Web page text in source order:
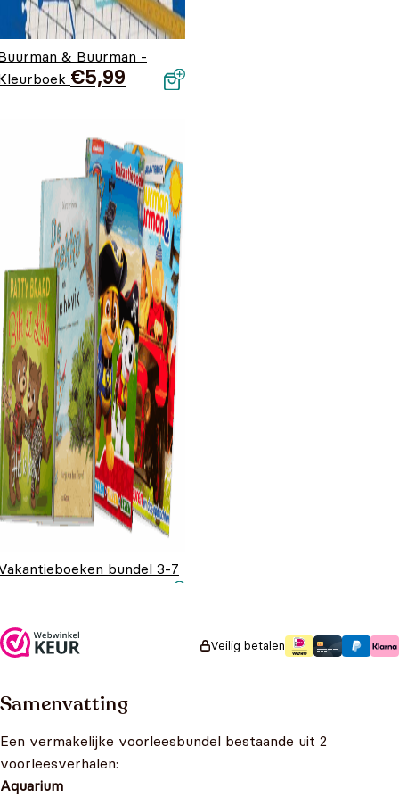
& Buurman -
€5,99
bundel 3-7
€39,00.
Veilig betalen
Samenvatting
Een vermakelijke voorleesbundel bestaande uit 2
voorleesverhalen:
Aquarium